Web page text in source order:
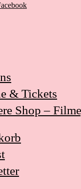
& Tickets
Shop –